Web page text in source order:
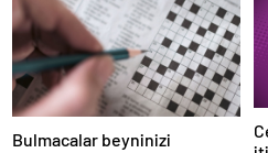
Bulmacalar beyninizi